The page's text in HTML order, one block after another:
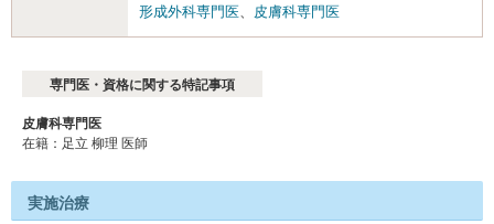
形成外科専門医、 皮膚科専門医
専門医・資格に関する特記事項
皮膚科専門医
在籍：足立 柳理 医師
実施治療